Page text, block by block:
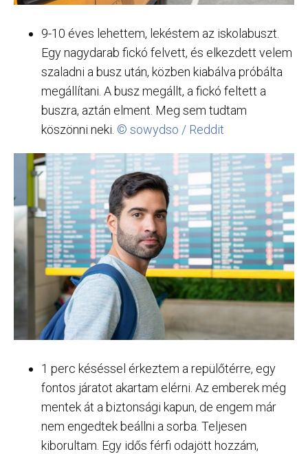
9-10 éves lehettem, lekéstem az iskolabuszt.
Egy nagydarab fickó felvett, és elkezdett velem
szaladni a busz után, közben kiabálva próbálta
megállítani. A busz megállt, a fickó feltett a
buszra, aztán elment. Meg sem tudtam
köszönni neki. © sowydso / Reddit
1 perc késéssel érkeztem a repülőtérre, egy
fontos járatot akartam elérni. Az emberek még
mentek át a biztonsági kapun, de engem már
nem engedtek beállni a sorba. Teljesen
kiborultam. Egy idős férfi odajött hozzám,